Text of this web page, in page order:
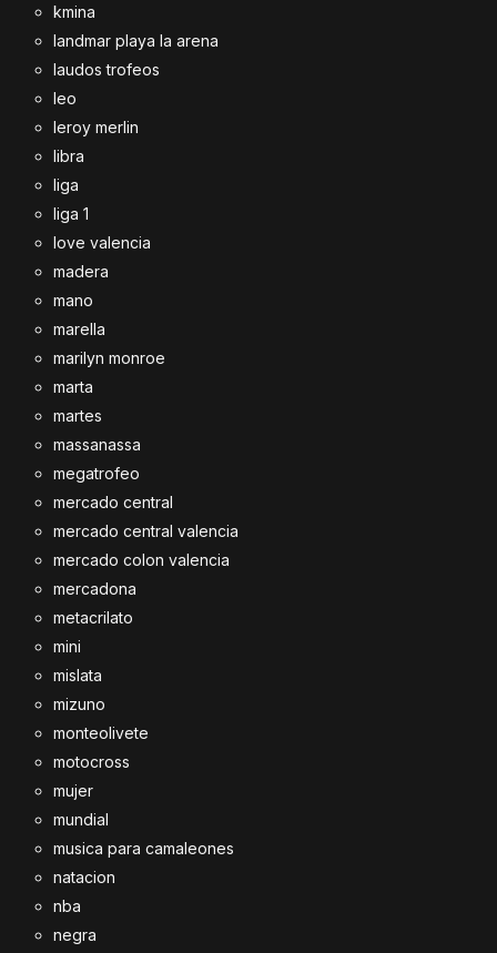
kmina
landmar playa la arena
laudos trofeos
leo
leroy merlin
libra
liga
liga 1
love valencia
madera
mano
marella
marilyn monroe
marta
martes
massanassa
megatrofeo
mercado central
mercado central valencia
mercado colon valencia
mercadona
metacrilato
mini
mislata
mizuno
monteolivete
motocross
mujer
mundial
musica para camaleones
natacion
nba
negra